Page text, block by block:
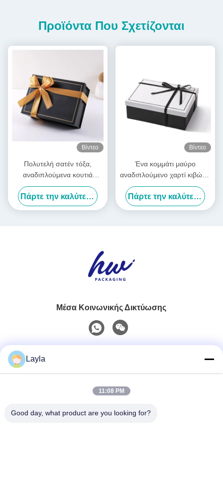
Προϊόντα Που Σχετίζονται
Βίντεο
Πολυτελή σατέν τόξα,
αναδιπλούμενα κουτιά
δώρων, προ-δεμένα,
πτυσσόμενα κουτιά
συσκευασίας
Πάρτε την καλύτερη τιμή
Βίντεο
Ένα κομμάτι μαύρο
αναδιπλούμενο χαρτί κιβώτιο
σατέν κορδέλες πολυτελή
λευκά αναδιπλούμενα
κιβώτια
Πάρτε την καλύτερη τιμή
Μέσα Κοινωνικής Δικτύωσης
0086-18688885859
Layla
11:08 PM
Good day, what product are you looking for?